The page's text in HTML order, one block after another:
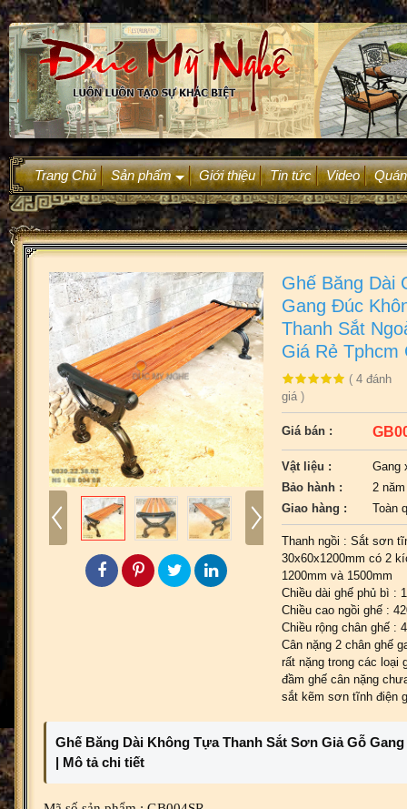
Trang Chủ
+
Sản phẩm Giới thiệu Tin tức Video
Ghế Băng Dài
Gang Đúc
Thanh Sắt
Giá Rẻ Tphcm
( 4 đánh
giá )
Giá bán :
Vật liệu :
Gang
Bảo hành :
2 năm
Giao hàng :
Toàn
Thanh ngồi : Sắt sơn
30x60x1200mm có 2
1200mm và 1500mm
Chiều dài ghế phủ bì :
Chiều cao ngồi ghế :
Chiều rộng chân ghế :
Cân nặng 2 chân ghế
rất nặng trong các loại
đầm ghế cân nặng
sắt kẽm sơn tĩnh điện
Ghế Băng Dài Không Tựa Thanh Sắt Sơn Giả Gỗ
| Mô tả chi tiết